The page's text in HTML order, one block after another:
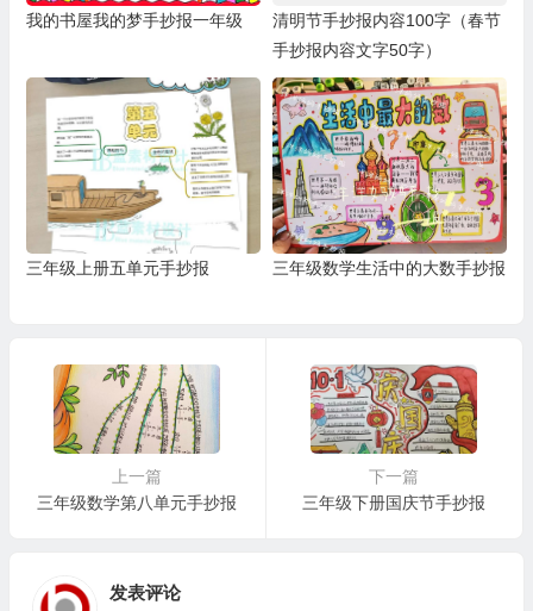
我的书屋我的梦手抄报一年级
清明节手抄报内容100字（春节
手抄报内容文字50字）
三年级上册五单元手抄报 三年级数学生活中的大数手抄报
上一篇
三年级数学第八单元手抄报
下一篇
三年级下册国庆节手抄报
发表评论